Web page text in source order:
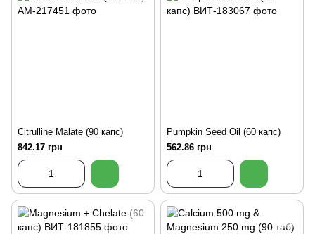
Citrulline Malate (90 капс)
842.17 грн
Pumpkin Seed Oil (60 капс)
562.86 грн